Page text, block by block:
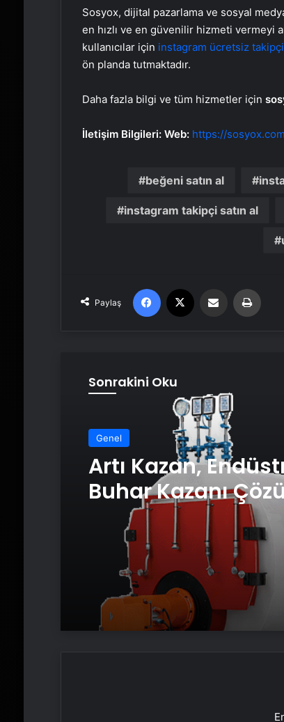
Sosyox, dijital pazarlama ve sosyal
en hızlı ve en güvenilir hizmeti
kullanıcılar için instagram ücretsiz takipçi
ön planda tutmaktadır.
Daha fazla bilgi ve tüm hizmetler için
İletişim Bilgileri: Web: https://
beğeni satın al
instagram takipçi satın al
Paylaş
Facebook Email'den paylaş
Sonrakini Oku
Genel
Artı Kazan,
Buhar Kazanı
Üretim Tesislerine
Sistemler Sunuyor